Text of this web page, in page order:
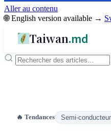
Aller au contenu
🌐 English version available →
Taiwan.md
🔥 Tendances Semi-